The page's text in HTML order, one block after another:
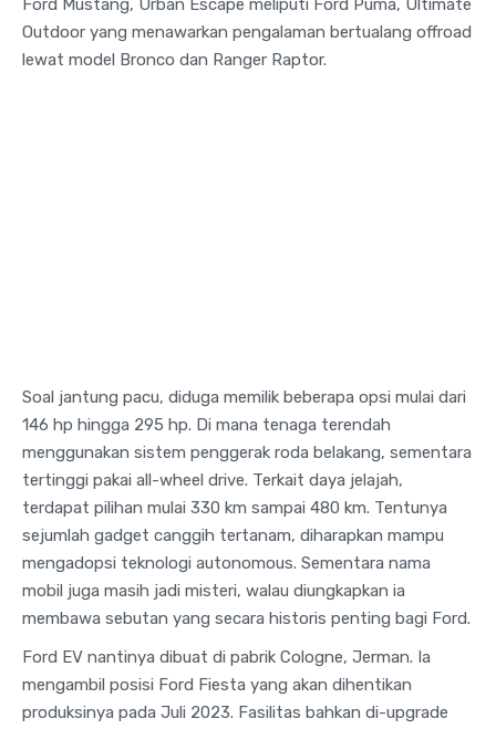
Ford Mustang, Urban Escape meliputi Ford Puma, Ultimate
Outdoor yang menawarkan pengalaman bertualang offroad
lewat model Bronco dan Ranger Raptor.
Soal jantung pacu, diduga memilik beberapa opsi mulai dari
146 hp hingga 295 hp. Di mana tenaga terendah
menggunakan sistem penggerak roda belakang, sementara
tertinggi pakai all-wheel drive. Terkait daya jelajah,
terdapat pilihan mulai 330 km sampai 480 km. Tentunya
sejumlah gadget canggih tertanam, diharapkan mampu
mengadopsi teknologi autonomous. Sementara nama
mobil juga masih jadi misteri, walau diungkapkan ia
membawa sebutan yang secara historis penting bagi Ford.
Ford EV nantinya dibuat di pabrik Cologne, Jerman. Ia
mengambil posisi Ford Fiesta yang akan dihentikan
produksinya pada Juli 2023. Fasilitas bahkan di-upgrade